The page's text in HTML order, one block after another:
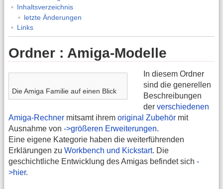
Inhaltsverzeichnis
letzte Änderungen
Links
Ordner : Amiga-Modelle
Die Amiga Familie auf einen Blick
In diesem Ordner
sind die generellen
Beschreibungen
derverschiedenen
Amiga-Rechner mitsamt ihrem original Zubehör mit
Ausnahme von ->größeren Erweiterungen.
Eine eigene Kategorie haben die weiterführenden
Erklärungen zu Workbench und Kickstart. Die
geschichtliche Entwicklung des Amigas befindet sich -
>hier.